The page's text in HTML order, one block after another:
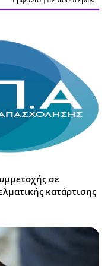
σε
κατάρτισης